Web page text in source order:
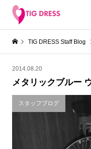
TIG DRESS Staff Blog
2014.08.20
メタリックブルー
スタッフブログ